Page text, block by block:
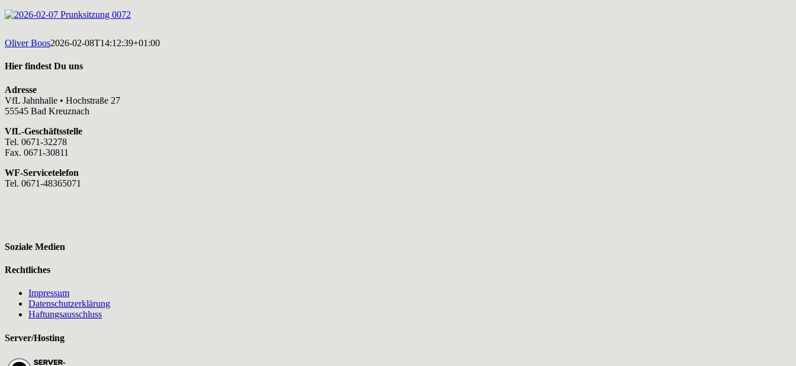
Oliver Boos2026-02-08T14:12:39+01:00
Hier findest Du uns
Adresse
VfL Jahnhalle • Hochstraße 27
55545 Bad Kreuznach
VfL-Geschäftsstelle
Tel. 0671-32278
Fax. 0671-30811
WF-Servicetelefon
Tel. 0671-48365071
Soziale Medien
Rechtliches
Impressum
Datenschutzerklärung
Haftungsausschluss
Server/Hosting